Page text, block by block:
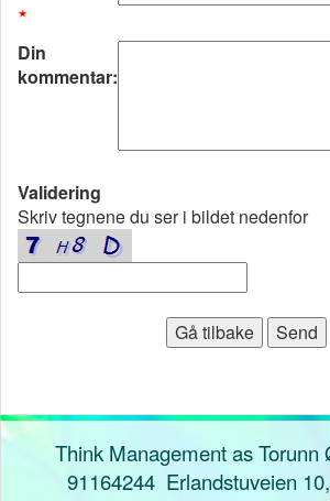
Din
kommentar:
Validering
Skriv tegnene du ser i bildet nedenfor
Think Management as Torunn
91164244 Erlandstuveien